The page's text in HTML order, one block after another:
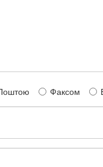
Факсом